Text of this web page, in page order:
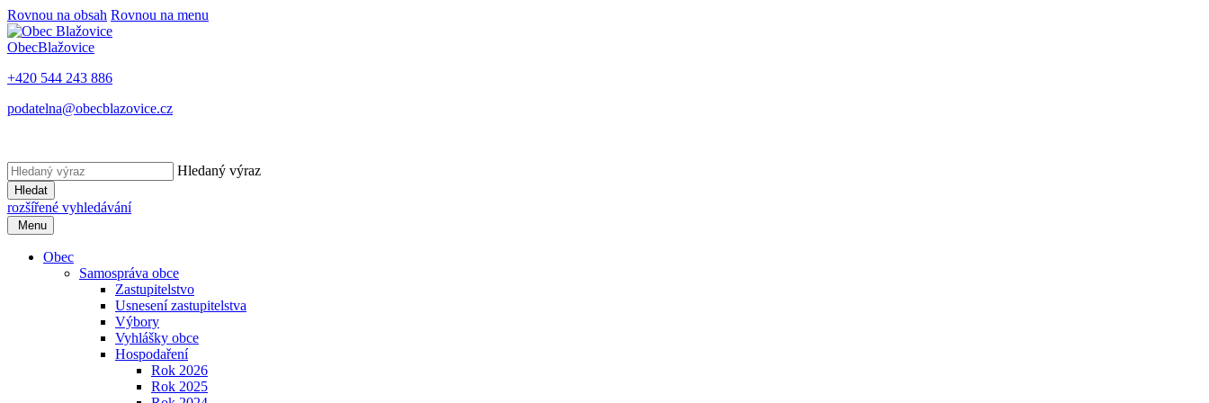
Rovnou na obsah Rovnou na menu
ObecBlažovice
+420 544 243 886
podatelna@obecblazovice.cz
Hledaný výraz
Hledat
rozšířené vyhledávání
Menu
Obec
Samospráva obce
Zastupitelstvo
Usnesení zastupitelstva
Výbory
Vyhlášky obce
Hospodaření
Rok 2026
Rok 2025